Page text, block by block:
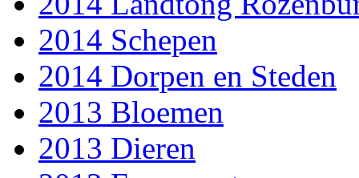
2014 Schepen
2014 Dorpen en Steden
2013 Bloemen
2013 Dieren